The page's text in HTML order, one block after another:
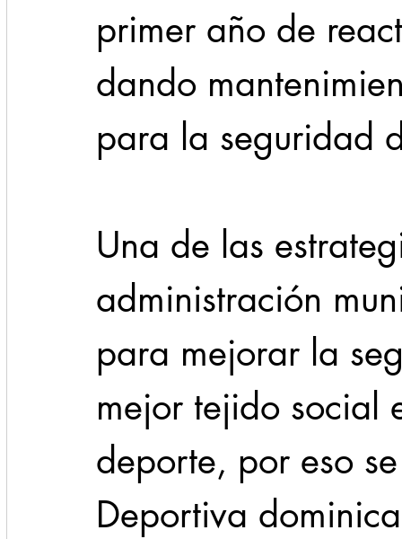
primer año de
dando
para la seguridad
Una de las
administración
para mejorar la
mejor tejido social
deporte, por eso
Deportiva